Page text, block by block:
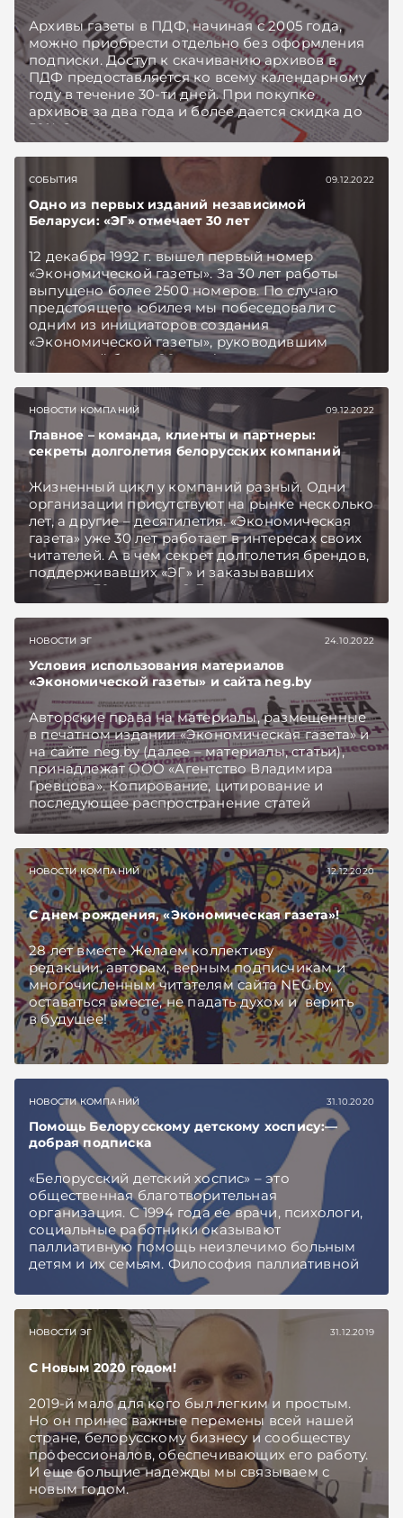
Архивы газеты в ПДФ, начиная с 2005 года,
можно приобрести отдельно без оформления
подписки. Доступ к скачиванию архивов в
ПДФ предоставляется ко всему календарному
году в течение 30-ти дней. При покупке
архивов за два года и более дается скидка до
50%. Заказать счет или запросить скидку
можно по e-mail: podpiska@neg.by
СОБЫТИЯ 09.12.2022
Одно из первых изданий независимой
Беларуси: «ЭГ» отмечает 30 лет
12 декабря 1992 г. вышел первый номер
«Экономической газеты». За 30 лет работы
выпущено более 2500 номеров. По случаю
предстоящего юбилея мы побеседовали с
одним из инициаторов создания
«Экономической газеты», руководившим
редакцией более 20 лет, Федором
Великосельцем.
НОВОСТИ КОМПАНИЙ 09.12.2022
Главное – команда, клиенты и партнеры:
секреты долголетия белорусских компаний
Жизненный цикл у компаний разный. Одни
организации присутствуют на рынке несколько
лет, а другие – десятилетия. «Экономическая
газета» уже 30 лет работает в интересах своих
читателей. А в чем секрет долголетия брендов,
поддерживавших «ЭГ» и заказывавших
рекламу 30 лет назад? Для ответа на этот
вопрос даем слово представителям известных
компаний.
НОВОСТИ ЭГ 24.10.2022
Условия использования материалов
«Экономической газеты» и сайта neg.by
Авторские права на материалы, размещенные
в печатном издании «Экономическая газета» и
на сайте neg.by (далее – материалы, статьи),
принадлежат ООО «Агентство Владимира
Гревцова». Копирование, цитирование и
последующее распространение статей
допускается в следующем порядке:
НОВОСТИ КОМПАНИЙ 12.12.2020
С днем рождения, «Экономическая газета»!
28 лет вместе Желаем коллективу
редакции, авторам, верным подписчикам и
многочисленным читателям сайта NEG.by,
оставаться вместе, не падать духом и верить
в будущее!
НОВОСТИ КОМПАНИЙ 31.10.2020
Помощь Белорусскому детскому хоспису:—
добрая подписка
«Белорусский детский хоспис» – это
общественная благотворительная
организация. С 1994 года ее врачи, психологи,
социальные работники оказывают
паллиативную помощь неизлечимо больным
детям и их семьям. Философия паллиативной
помощи – поддержание максимально
высокого качества жизни неизлечимо
больного ребенка и его семьи. Под опекой
«Белорусского детского хосписа» находится
404 человека. Помощь оказывает выездная
бригада, состоящая из медсестры, при
необходимости врача, сиделки, психолога и
социального работника. Специалисты хосписа
выезжают не только к жителям Минска и
области, но и семьям, живущим в регионах.
НОВОСТИ ЭГ 31.12.2019
С Новым 2020 годом!
2019-й мало для кого был легким и простым.
Но он принес важные перемены всей нашей
стране, белорусскому бизнесу и сообществу
профессионалов, обеспечивающих его работу.
И еще большие надежды мы связываем с
новым годом.